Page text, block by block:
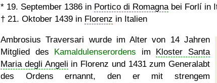
* 19. September 1386 in Portico di Romagnabei Forlí in
† 21. Oktober 1439 in Florenz in Italien
Ambrosius Traversari wurde im Alter von 14 Jahren
Mitglied des Kamaldulenserordens im Kloster Santa
Maria degli Angeli in Florenz und 1431 zum Generalabt
des Ordens ernannt, den er mit strengem